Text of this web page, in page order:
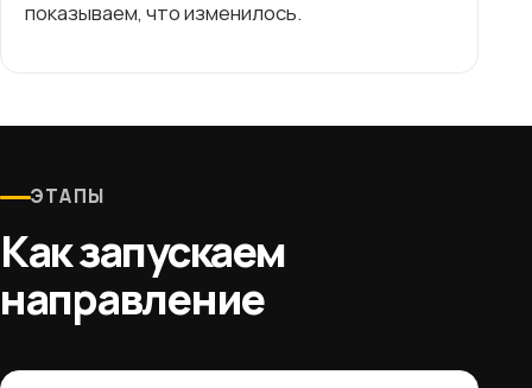
показываем, что изменилось.
ЭТАПЫ
Как запускаем
направление